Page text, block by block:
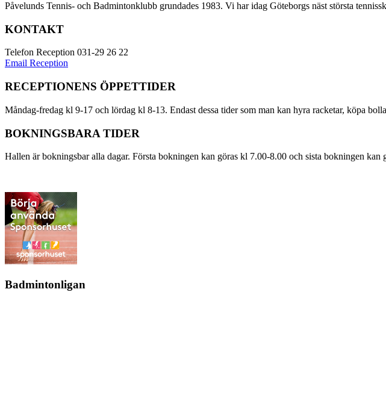
Påvelunds Tennis- och Badmintonklubb grundades 1983. Vi har idag Göteborgs näst största
KONTAKT
Telefon Reception 031-29 26 22
Email Reception
RECEPTIONENS ÖPPETTIDER
Måndag-fredag kl 9-17 och lördag kl 8-13. Endast dessa tider som man kan hyra racketar, köpa
BOKNINGSBARA TIDER
Hallen är bokningsbar alla dagar. Första bokningen kan göras kl 7.00-8.00 och sista bokningen
Badmintonligan